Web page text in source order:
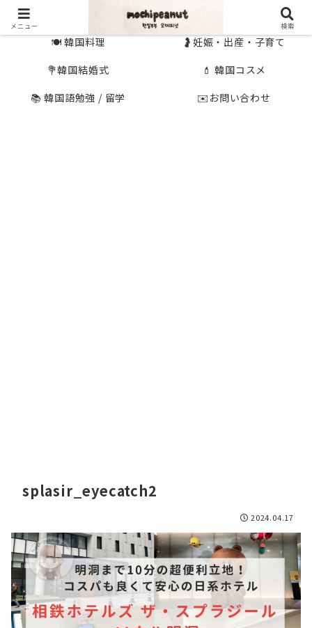
🍽 韓国料理
🤰妊娠・出産・子育て
💐韓国結婚式
💄 韓国コスメ
📚 韓国語勉強 / 留学
✉️お問い合わせ
splasir_eyecatch2
2024.04.17
メニュー 検索